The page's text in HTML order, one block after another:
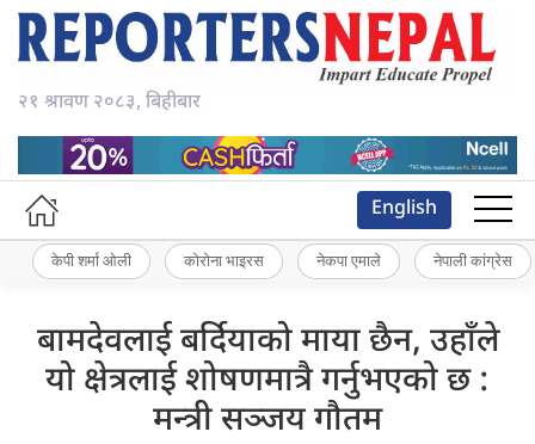
२१ श्रावण २०८३, बिहीबार
English
केपी शर्मा ओली कोरोना भाइरस नेकपा एमाले नेपाली कांग्रेस
बामदेवलाई बर्दियाको माया छैन, उहाँले
यो क्षेत्रलाई शोषणमात्रै गर्नुभएको छ :
मन्त्री सञ्जय गौतम